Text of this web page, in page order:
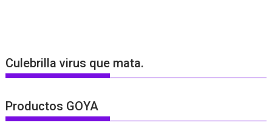
Culebrilla virus que mata.
Productos GOYA